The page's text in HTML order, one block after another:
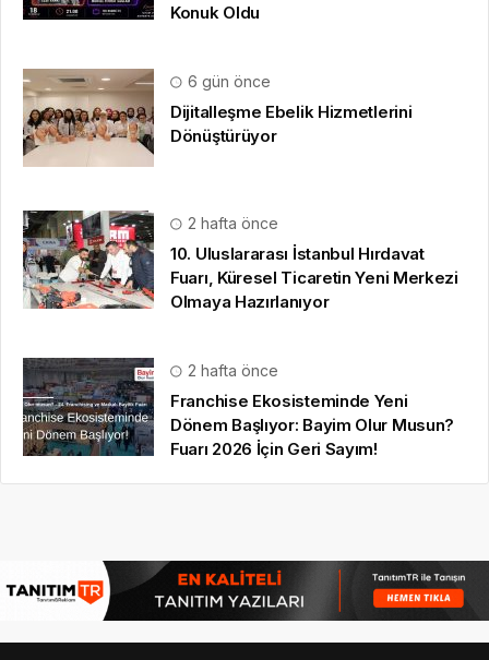
Konuk Oldu
6 gün önce
Dijitalleşme Ebelik Hizmetlerini
Dönüştürüyor
2 hafta önce
10. Uluslararası İstanbul Hırdavat
Fuarı, Küresel Ticaretin Yeni Merkezi
Olmaya Hazırlanıyor
2 hafta önce
Franchise Ekosisteminde Yeni
Dönem Başlıyor: Bayim Olur Musun?
Fuarı 2026 İçin Geri Sayım!